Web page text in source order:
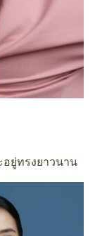
อยู่ทรงยาวนาน